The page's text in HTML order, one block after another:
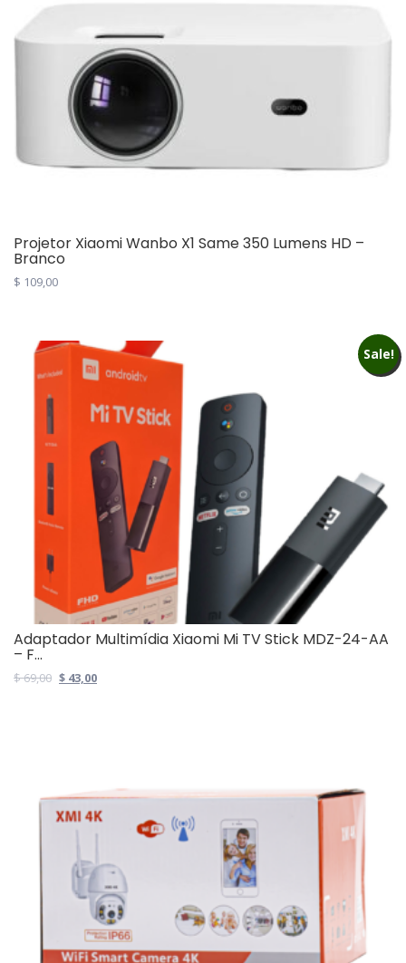
Projetor Xiaomi Wanbo X1 Same 350 Lumens HD –
Branco
$ 109,00
Sale!
Adaptador Multimídia Xiaomi Mi TV Stick MDZ-24-AA
– F...
$69,00 Original
$ 43,00Current